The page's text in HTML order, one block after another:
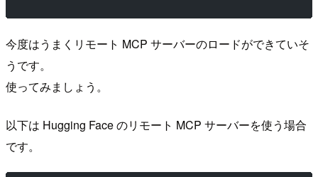
今度はうまくリモート MCP サーバーのロードができていそ
うです。
使ってみましょう。
以下は Hugging Face のリモート MCP サーバーを使う場合
です。